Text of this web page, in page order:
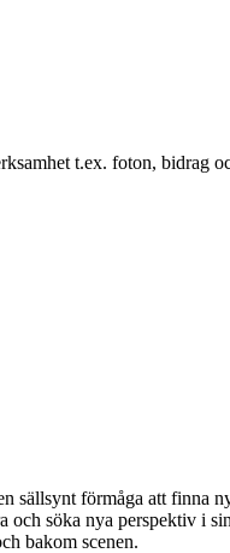
t.ex. foton, bidrag
sällsynt förmåga att finna
och söka nya perspektiv i
bakom scenen.